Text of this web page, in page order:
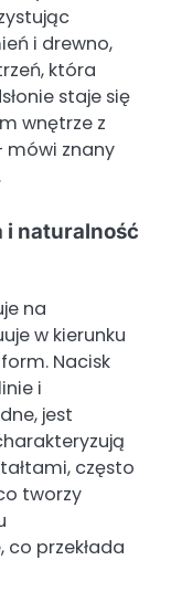
i drewno,
która
staje się
wnętrze z
mówi znany
i naturalność
na
w kierunku
Nacisk
i
jest
często
tworzy
przekłada